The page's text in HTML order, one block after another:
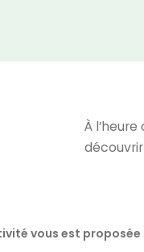
À
vous est proposée